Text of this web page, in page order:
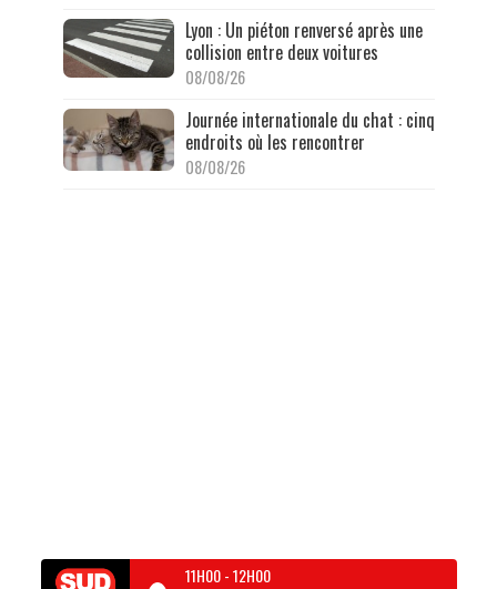
Lyon : Un piéton renversé après une
collision entre deux voitures
08/08/26
Journée internationale du chat : cinq
endroits où les rencontrer
08/08/26
11H00-12H00